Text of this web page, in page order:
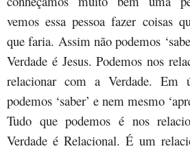
vemos essa pessoa fazer coisas
que faria. Assim não podemos
Verdade é Jesus. Podemos nos
relacionar com a Verdade. Em
podemos ‘saber’ e nem mesmo
Tudo que podemos é nos
Verdade é Relacional. É um